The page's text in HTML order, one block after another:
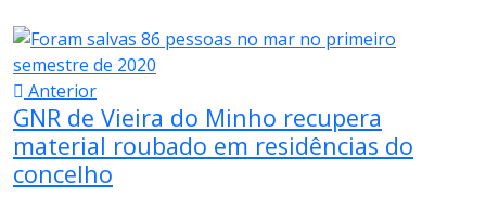
Anterior
GNR de Vieira do Minho recupera
material roubado em residências do
concelho